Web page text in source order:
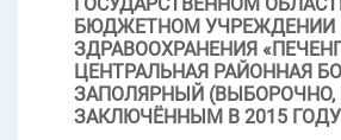
БЮДЖЕТНОМ УЧРЕЖДЕНИИ
ЗДРАВООХРАНЕНИЯ
ЦЕНТРАЛЬНАЯ РАЙОННАЯ
ЗАПОЛЯРНЫЙ (ВЫБОРОЧНО,
ЗАКЛЮЧЁННЫМ В 2015